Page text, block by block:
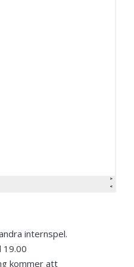
internspel.
19.00
kommer att